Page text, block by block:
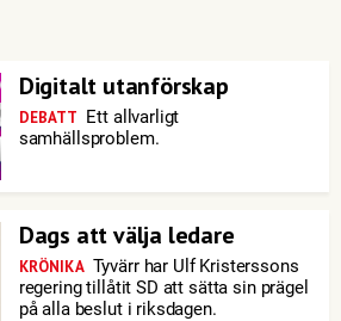
Digitalt utanförskap
DEBATT Ett allvarligt
samhällsproblem.
Dags att välja ledare
KRÖNIKA Tyvärr har Ulf Kristerssons
regering tillåtit SD att sätta sin prägel
på alla beslut i riksdagen.